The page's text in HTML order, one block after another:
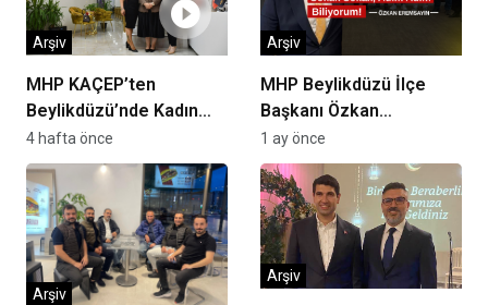
MHP KAÇEP’ten
Beylikdüzü’nde Kadın
Girişimcilere Destek
Çıkarması
Arşiv
4 hafta önce
MHP Beylikdüzü İlçe
Başkanı Özkan
Eremsayın “Yerel Basın,
Beylikdüzü’nün Ortak
Sesidir”
Arşiv
1 ay önce
Arşiv
Arşiv